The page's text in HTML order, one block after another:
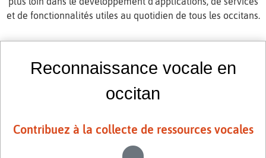
et de fonctionnalités utiles au quotidien de tous les occitans.
Reconnaissance vocale en
occitan
Contribuez à la collecte de ressources vocales